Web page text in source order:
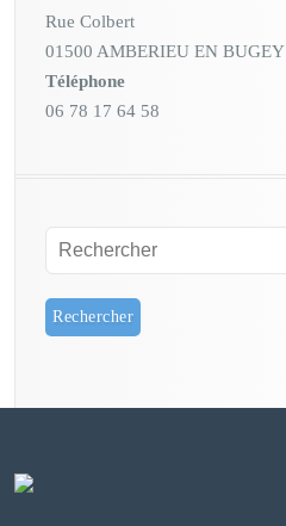
Rue Colbert
01500 AMBERIEU EN BUGEY
Téléphone
06 78 17 64 58